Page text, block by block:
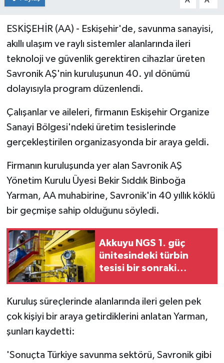
ESKİŞEHİR (AA) - Eskişehir'de, savunma sanayisi,
akıllı ulaşım ve raylı sistemler alanlarında ileri
teknoloji ve güvenlik gerektiren cihazlar üreten
Savronik AŞ'nin kuruluşunun 40. yıl dönümü
dolayısıyla program düzenlendi.
Çalışanlar ve aileleri, firmanın Eskişehir Organize
Sanayi Bölgesi'ndeki üretim tesislerinde
gerçekleştirilen organizasyonda bir araya geldi.
Firmanın kuruluşunda yer alan Savronik AŞ
Yönetim Kurulu Üyesi Bekir Sıddık Binboğa
Yarman, AA muhabirine, Savronik'in 40 yıllık köklü
bir geçmişe sahip olduğunu söyledi.
Akkuyu NGS 1. güç
ünitesindeki türbin
tesisi bir sonraki
Kuruluş süreçlerinde alanlarında ileri gelen pek
çok kişiyi bir araya getirdiklerini anlatan Yarman,
şunları kaydetti:
'Sonuçta Türkiye savunma sektörü, Savronik gibi